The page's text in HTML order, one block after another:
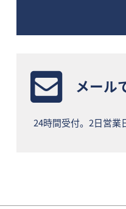
メール
24時間受付。2日営業